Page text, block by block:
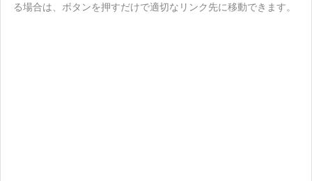
る場合は、ボタンを押すだけで適切なリンク先に移動できます。